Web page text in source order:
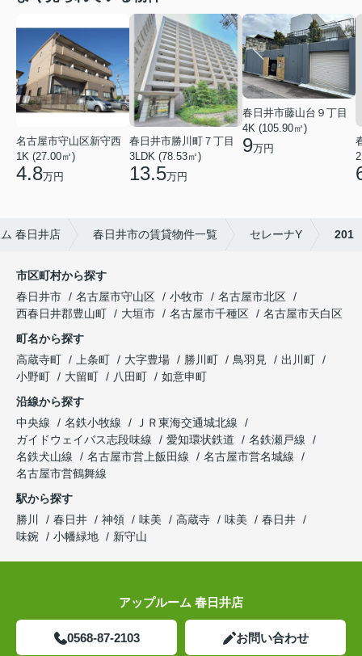
名古屋市守山区新守西
1K (27.00㎡)
4.8万円
春日井市勝川町７丁目
3LDK (78.53㎡)
13.5万円
春日井市藤山台９丁目
4K (105.90㎡)
9万円
春日井店 春日井市の賃貸物件一覧 セレーナY 201
市区町村から探す
春日井市
名古屋市守山区 小牧市
名古屋市北区
西春日井郡豊山町
大垣市 名古屋市千種区
名古屋市天白区
町名から探す
高蔵寺町
上条町 大字豊場 勝川町 鳥羽見
出川町
小野町
大留町 八田町
如意申町
沿線から探す
中央線
名鉄小牧線
ＪＲ東海交通城北線
ガイドウェイバス志段味線
愛知環状鉄道
名鉄瀬戸線
名鉄犬山線
名古屋市営上飯田線
名古屋市営名城線
名古屋市営鶴舞線
駅から探す
勝川
春日井 神領 味美 高蔵寺 味美
春日井
味鋺
小幡緑地 新守山
アップルーム 春日井店
0568-87-2103 お問い合わせ